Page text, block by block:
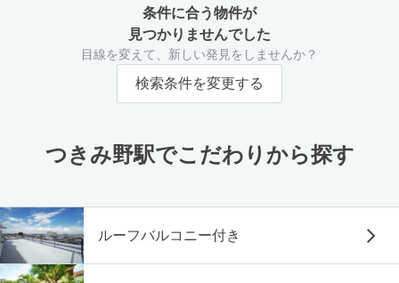
条件に合う物件が
見つかりませんでした
目線を変えて、新しい発見をしませんか？
検索条件を変更する
つきみ野駅でこだわりから探す
ルーフバルコニー付き